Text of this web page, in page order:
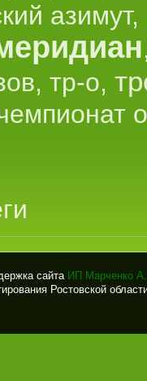
азимут,
, тр-о,
сайта ИП Марченко
Ростовской